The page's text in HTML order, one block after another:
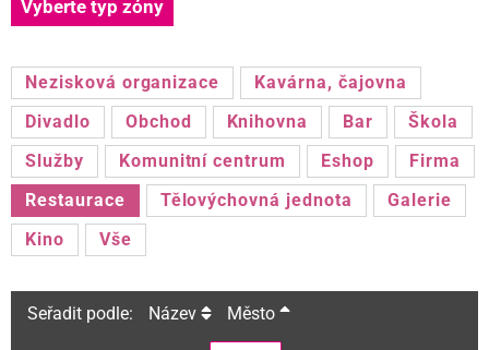
Vyberte typ zóny
Nezisková organizace
Kavárna, čajovna
Divadlo
Obchod Knihovna Bar
Škola
Služby
Komunitní centrum Eshop
Firma
Restaurace
Tělovýchovná jednota
Galerie
Kino
Vše
Seřadit podle: Název Město